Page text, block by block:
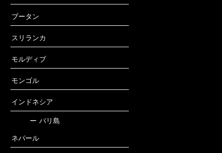
ブータン
スリランカ
モルディブ
モンゴル
インドネシア
ー バリ島
ネパール